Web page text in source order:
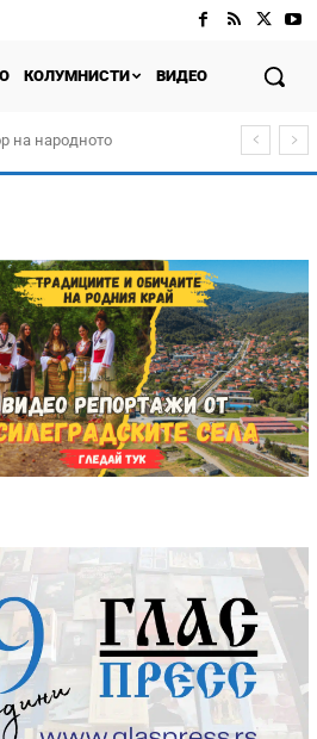
КОЛУМНИСТИ ВИДЕО
на народното